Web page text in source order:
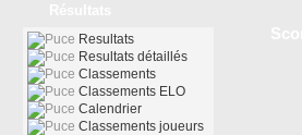
Resultats
Resultats détaillés
Classements
Classements ELO
Calendrier
Classements joueurs